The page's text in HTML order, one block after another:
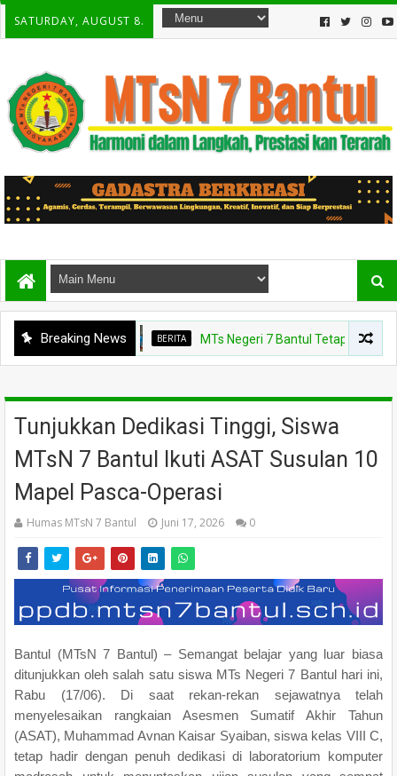
SATURDAY, AUGUST 8.
Breaking NewsBERITA MTs Negeri 7 Bantul Tetapkan Tiga Agen
Tunjukkan Dedikasi Tinggi, Siswa
MTsN 7 Bantul Ikuti ASAT Susulan 10
Mapel Pasca-Operasi
Humas MTsN 7 Bantul Juni 17, 2026 0
Bantul (MTsN 7 Bantul) – Semangat belajar yang luar biasa
ditunjukkan oleh salah satu siswa MTs Negeri 7 Bantul hari ini,
Rabu (17/06). Di saat rekan-rekan sejawatnya telah
menyelesaikan rangkaian Asesmen Sumatif Akhir Tahun
(ASAT), Muhammad Avnan Kaisar Syaiban, siswa kelas VIII C,
tetap hadir dengan penuh dedikasi di laboratorium komputer